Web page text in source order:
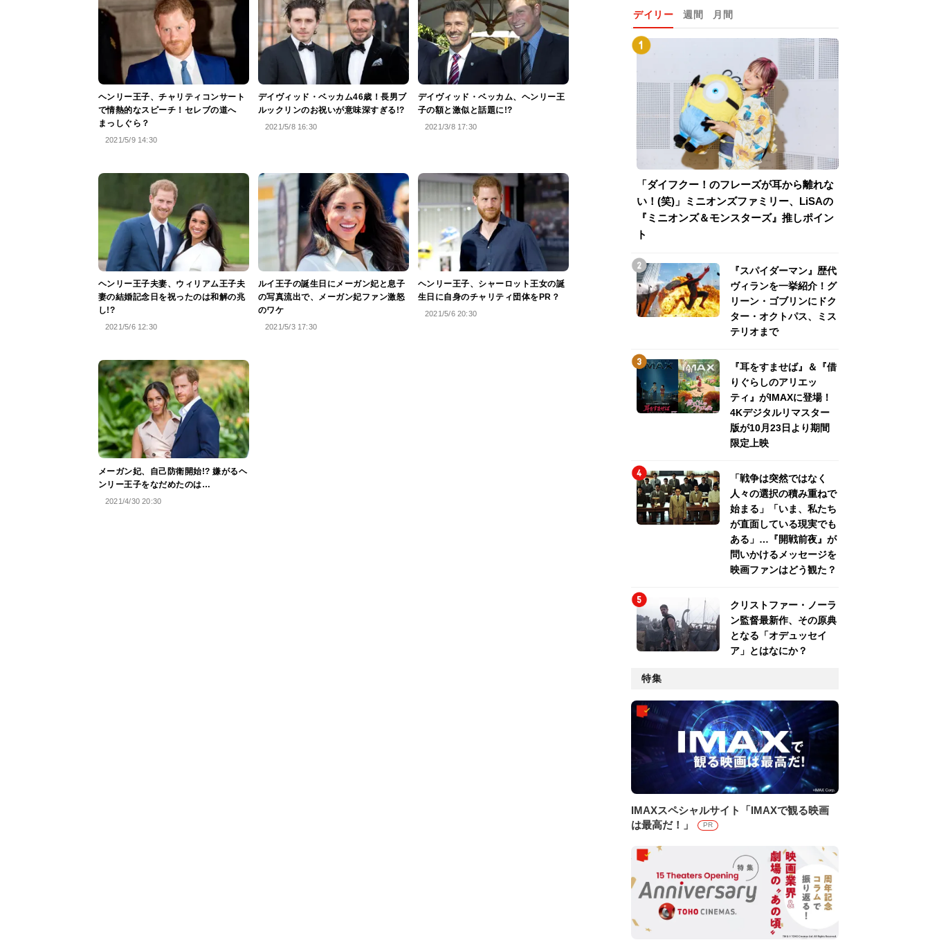
ヘンリー王子、チャリティコンサート
で情熱的なスピーチ！セレブの道へ
まっしぐら？
2021/5/9 14:30
デイヴィッド・ベッカム46歳！長男ブ
ルックリンのお祝いが意味深すぎる!?
2021/5/8 16:30
デイヴィッド・ベッカム、ヘンリー王
子の額と激似と話題に!?
2021/3/8 17:30
ヘンリー王子夫妻、ウィリアム王子夫
妻の結婚記念日を祝ったのは和解の兆
し!?
2021/5/6 12:30
ルイ王子の誕生日にメーガン妃と息子
の写真流出で、メーガン妃ファン激怒
のワケ
2021/5/3 17:30
ヘンリー王子、シャーロット王女の誕
生日に自身のチャリティ団体をPR？
2021/5/6 20:30
メーガン妃、自己防衛開始!? 嫌がるヘ
ンリー王子をなだめたのは…
2021/4/30 20:30
デイリー 週間 月間
「ダイフクー！のフレーズが耳から離れな
い！(笑)」ミニオンズファミリー、LiSAの
『ミニオンズ＆モンスターズ』推しポイン
ト
『スパイダーマン』歴代
ヴィランを一挙紹介！グ
リーン・ゴブリンにドク
ター・オクトパス、ミス
テリオまで
『耳をすませば』＆『借
りぐらしのアリエッ
ティ』がIMAXに登場！
4Kデジタルリマスター
版が10月23日より期間
限定上映
「戦争は突然ではなく
人々の選択の積み重ねで
始まる」「いま、私たち
が直面している現実でも
ある」…『開戦前夜』が
問いかけるメッセージを
映画ファンはどう観た？
クリストファー・ノーラ
ン監督最新作、その原典
となる「オデュッセイ
ア」とはなにか？
特集
IMAXスペシャルサイト「IMAXで観る映画
は最高だ！」
PR